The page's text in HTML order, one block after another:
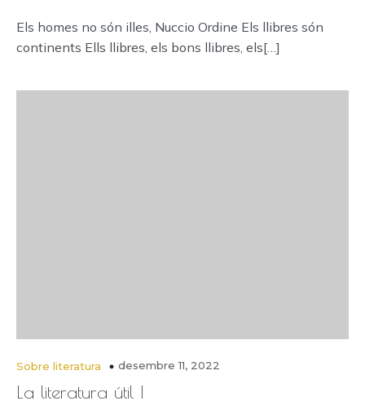
Els homes no són illes, Nuccio Ordine Els llibres són
continents Ells llibres, els bons llibres, els[…]
Sobre literatura desembre 11, 2022
La literatura útil I